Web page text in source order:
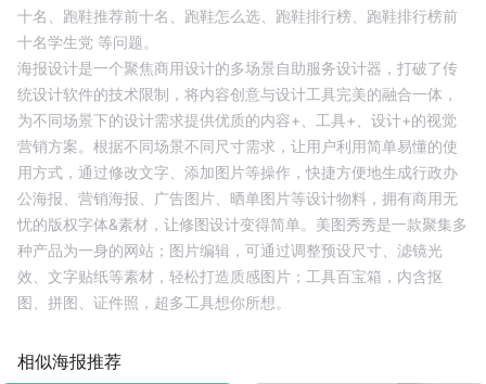
十名、 跑鞋推荐前十名、 跑鞋怎么选、 跑鞋排行榜、 跑鞋排行榜前
十名学生党 等问题。
海报设计是一个聚焦商用设计的多场景自助服务设计器，打破了传
统设计软件的技术限制，将内容创意与设计工具完美的融合一体，
为不同场景下的设计需求提供优质的内容+、工具+、设计+的视觉
营销方案。根据不同场景不同尺寸需求，让用户利用简单易懂的使
用方式，通过修改文字、添加图片等操作，快捷方便地生成行政办
公海报、营销海报、广告图片、晒单图片等设计物料，拥有商用无
忧的版权字体&素材，让修图设计变得简单。美图秀秀是一款聚集多
种产品为一身的网站；图片编辑，可通过调整预设尺寸、滤镜光
效、文字贴纸等素材，轻松打造质感图片；工具百宝箱，内含抠
图、拼图、证件照，超多工具想你所想。
相似海报推荐